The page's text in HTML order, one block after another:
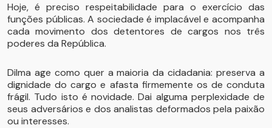
Hoje, é preciso respeitabilidade para o exercício das
funções públicas. A sociedade é implacável e acompanha
cada movimento dos detentores de cargos nos três
poderes da República.
Dilma age como quer a maioria da cidadania: preserva a
dignidade do cargo e afasta firmemente os de conduta
frágil. Tudo isto é novidade. Dai alguma perplexidade de
seus adversários e dos analistas deformados pela paixão
ou interesses.